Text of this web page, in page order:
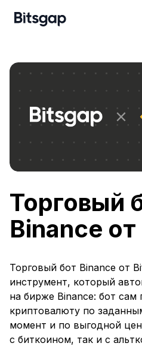
Торговый
Binance
Торговый бот Binance от
инструмент, который
на бирже Binance: бот сам
криптовалюту по
момент и по выгодной
с биткоином, так и с